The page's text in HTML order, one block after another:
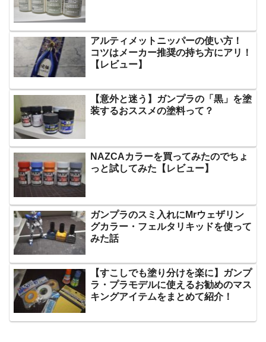
アルティメットニッパーの使い方！
コツはメーカー推奨の持ち方にアリ！
【レビュー】
【意外と迷う】ガンプラの「黒」を塗
装するおススメの塗料って？
NAZCAカラーを買ってみたのでちょ
っと試してみた【レビュー】
ガンプラのスミ入れにMrウェザリン
グカラー・フェルタリキッドを使って
みた話
【すこしでも塗り分けを楽に】ガンプ
ラ・プラモデルに使えるお勧めのマス
キングアイテムをまとめて紹介！